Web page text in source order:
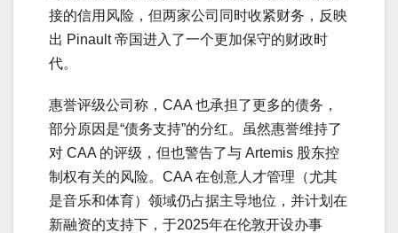
接的信用风险，但两家公司同时收紧财务，反映
出 Pinault 帝国进入了一个更加保守的财政时
代。
惠誉评级公司称，CAA 也承担了更多的债务，
部分原因是“债务支持”的分红。虽然惠誉维持了
对 CAA 的评级，但也警告了与 Artemis 股东控
制权有关的风险。CAA 在创意人才管理（尤其
是音乐和体育）领域仍占据主导地位，并计划在
新融资的支持下，于2025年在伦敦开设办事